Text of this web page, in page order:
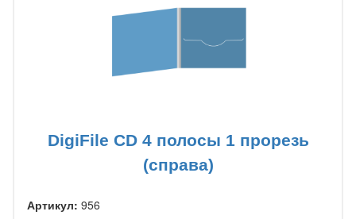
DigiFile CD 4 полосы 1 прорезь
(справа)
Артикул: 956